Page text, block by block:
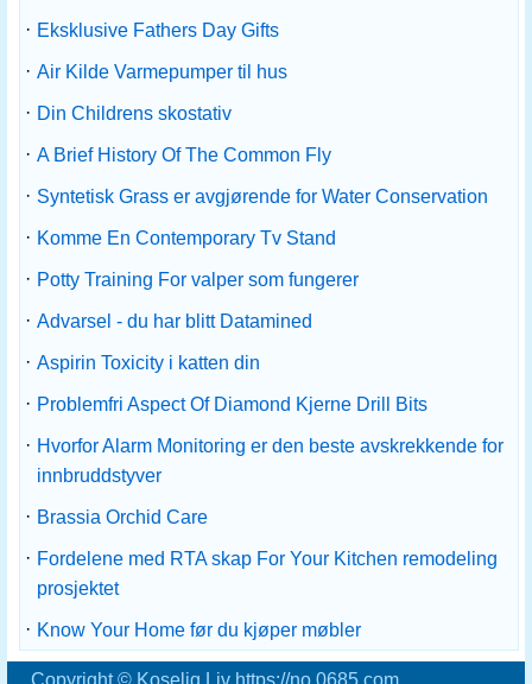
· Eksklusive Fathers Day Gifts
· Air Kilde Varmepumper til hus
· Din Childrens skostativ
· A Brief History Of The Common Fly
· Syntetisk Grass er avgjørende for Water Conservation
· Komme En Contemporary Tv Stand
· Potty Training For valper som fungerer
· Advarsel - du har blitt Datamined
· Aspirin Toxicity i katten din
· Problemfri Aspect Of Diamond Kjerne Drill Bits
· Hvorfor Alarm Monitoring er den beste avskrekkende for
innbruddstyver
· Brassia Orchid Care
· Fordelene med RTA skap For Your Kitchen remodeling
prosjektet
· Know Your Home før du kjøper møbler
Copyright © Koselig Liv https://no.0685.com